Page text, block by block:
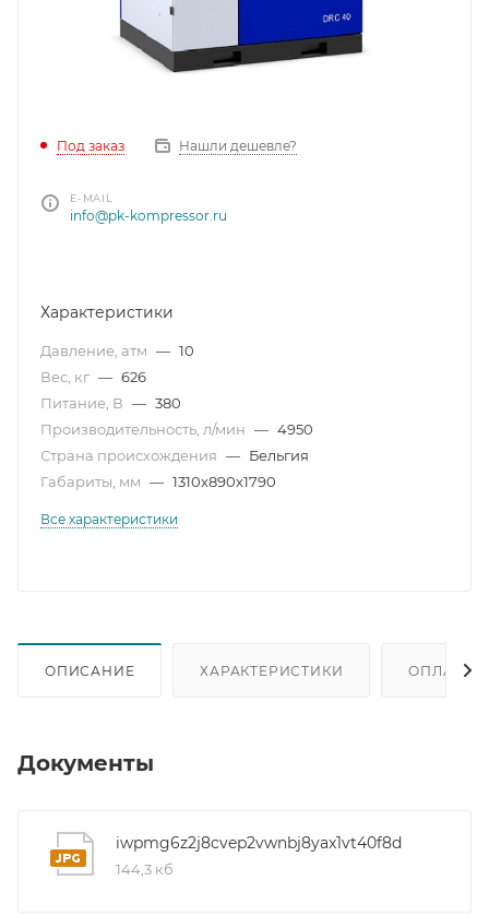
Под заказ Нашли дешевле?
E-MAIL
info@pk-kompressor.ru
Характеристики
Давление, атм — 10
Вес, кг — 626
Питание, В — 380
Производительность, л/мин — 4950
Страна происхождения — Бельгия
Габариты, мм — 1310x890x1790
Все характеристики
ОПИСАНИЕ ХАРАКТЕРИСТИКИ ОПЛАТА
Документы
iwpmg6z2j8cvep2vwnbj8yax1vt40f8d
144,3 кб